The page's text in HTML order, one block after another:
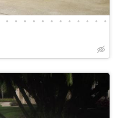
• • • • • • • • • • • •